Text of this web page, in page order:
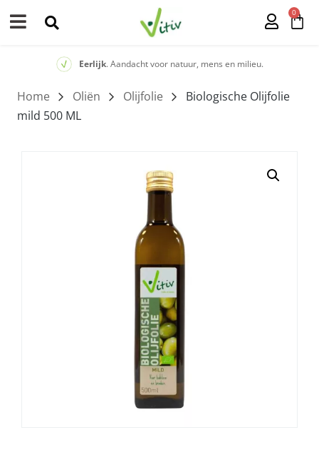
0
Eerlijk. Aandacht voor natuur, mens en milieu.
Home / Oliën / Olijfolie
/ Biologische Olijfolie
mild 500 ML